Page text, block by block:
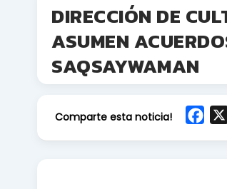
DIRECCIÓN DE
ASUMEN
SAQSAYWAMAN
Comparte esta noticia!